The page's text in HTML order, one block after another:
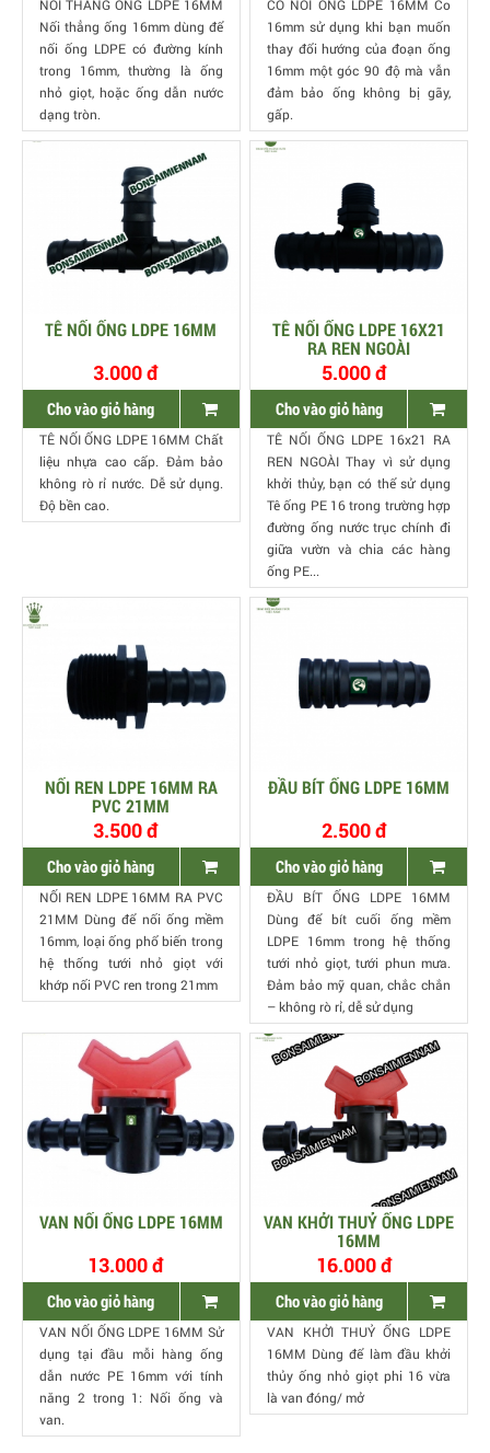
NỐI THẲNG ÔNG LDPE 16MM
Nối thẳng ống 16mm dùng để
nối ống LDPE có đường kính
trong 16mm, thường là ống
nhỏ giọt, hoặc ống dẫn nước
dạng tròn.
CO NỐI ỐNG LDPE 16MM Co
16mm sử dụng khi bạn muốn
thay đổi hướng của đoạn ống
16mm một góc 90 độ mà vẫn
đảm bảo ống không bị gãy,
gấp.
TÊ NỐI ỐNG LDPE 16MM
3.000 đ
Cho vào giỏ hàng
TÊ NỐI ỐNG LDPE 16MM Chất
liệu nhựa cao cấp. Đảm bảo
không rò rỉ nước. Dễ sử dụng.
Độ bền cao.
TÊ NỐI ỐNG LDPE 16X21
RA REN NGOÀI
5.000 đ
Cho vào giỏ hàng
TÊ NỐI ỐNG LDPE 16x21 RA
REN NGOÀI Thay vì sử dụng
khởi thủy, bạn có thể sử dụng
Tê ống PE 16 trong trường hợp
đường ống nước trục chính đi
giữa vườn và chia các hàng
ống PE...
NỐI REN LDPE 16MM RA
PVC 21MM
3.500 đ
Cho vào giỏ hàng
NỐI REN LDPE 16MM RA PVC
21MM Dùng để nối ống mềm
16mm, loại ống phổ biến trong
hệ thống tưới nhỏ giọt với
khớp nối PVC ren trong 21mm
ĐẦU BÍT ỐNG LDPE 16MM
2.500 đ
Cho vào giỏ hàng
ĐẦU BÍT ỐNG LDPE 16MM
Dùng để bít cuối ống mềm
LDPE 16mm trong hệ thống
tưới nhỏ giọt, tưới phun mưa.
Đảm bảo mỹ quan, chắc chắn
– không rò rỉ, dễ sử dụng
VAN NỐI ỐNG LDPE 16MM
13.000 đ
Cho vào giỏ hàng
VAN NỐI ỐNG LDPE 16MM Sử
dụng tại đầu mỗi hàng ống
dẫn nước PE 16mm với tính
năng 2 trong 1: Nối ống và
van.
VAN KHỞI THUỶ ỐNG LDPE
16MM
16.000 đ
Cho vào giỏ hàng
VAN KHỞI THUỶ ỐNG LDPE
16MM Dùng để làm đầu khởi
thủy ống nhỏ giọt phi 16 vừa
là van đóng/ mở